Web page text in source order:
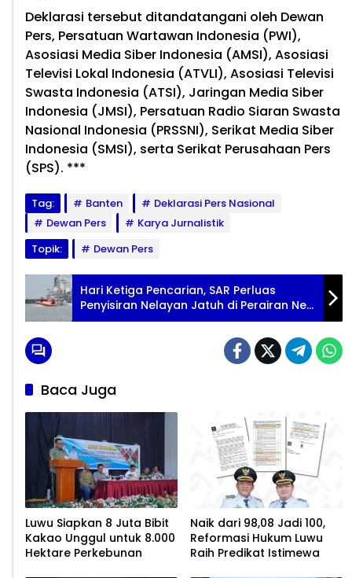
Deklarasi tersebut ditandatangani oleh Dewan
Pers, Persatuan Wartawan Indonesia (PWI),
Asosiasi Media Siber Indonesia (AMSI), Asosiasi
Televisi Lokal Indonesia (ATVLI), Asosiasi Televisi
Swasta Indonesia (ATSI), Jaringan Media Siber
Indonesia (JMSI), Persatuan Radio Siaran Swasta
Nasional Indonesia (PRSSNI), Serikat Media Siber
Indonesia (SMSI), serta Serikat Perusahaan Pers
(SPS). ***
Tag: Banten
Deklarasi Pers Nasional
Dewan Pers
Karya Jurnalistik
Topik:
Dewan Pers
Hari Ketiga Pencarian, SAR Perluas
Penyisiran Nelayan Jatuh di Perairan New
Port Makassar
Baca Juga
Luwu Siapkan 8 Juta Bibit
Kakao Unggul untuk 8.000
Hektare Perkebunan
Naik dari 98,08 Jadi 100,
Reformasi Hukum Luwu
Raih Predikat Istimewa